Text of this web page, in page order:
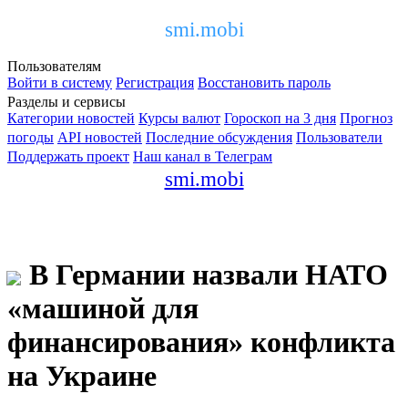
smi.mobi
Пользователям
Войти в систему Регистрация Восстановить пароль
Разделы и сервисы
Категории новостей Курсы валют Гороскоп на 3 дня Прогноз
погоды API новостей Последние обсуждения Пользователи
Поддержать проект Наш канал в Телеграм
smi.mobi
В Германии назвали НАТО
«машиной для
финансирования» конфликта
на Украине